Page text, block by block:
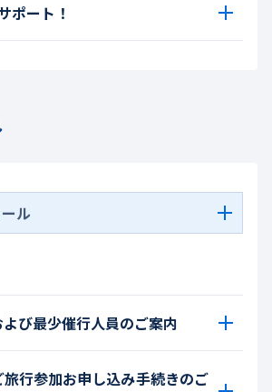
ポート！
ル
び最少催行人員のご案内
行参加お申し込み手続きのご